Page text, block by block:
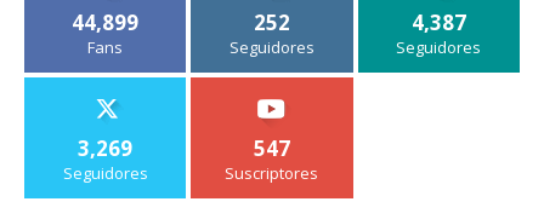
44,899
Fans
252
Seguidores
4,387
Seguidores
3,269
Seguidores
547
Suscriptores